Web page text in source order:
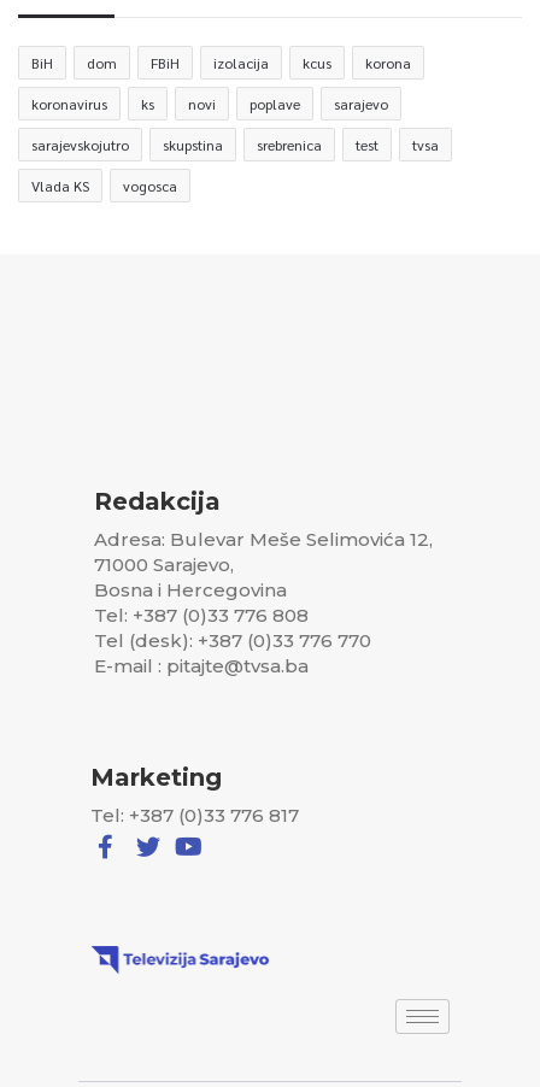
BiH dom FBiH izolacija kcus korona
koronavirus ks novi poplave sarajevo
sarajevskojutro skupstina srebrenica test tvsa
Vlada KS vogosca
Redakcija
Adresa: Bulevar Meše Selimovića 12,
71000 Sarajevo,
Bosna i Hercegovina
Tel: +387 (0)33 776 808
Tel (desk): +387 (0)33 776 770
E-mail : pitajte@tvsa.ba
Marketing
Tel: +387 (0)33 776 817